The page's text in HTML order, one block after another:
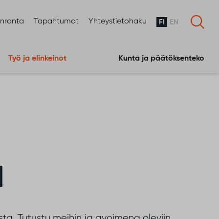
Tapahtumat Yhteystietohaku FI EN
Työ ja elinkeinot Kunta ja päätöksenteko